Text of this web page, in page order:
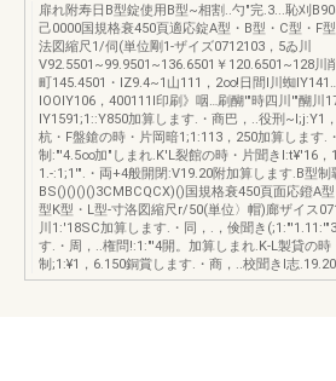
扉れ附寿日B型錠使用B型~相割..勺"完.3...恥刈
己0000国規格衰450頁適応錠A型・B型・C型・F
法図縮尺1/伺(単位剛1-ザイズ0712103，5ゐ川
V92.5501~99.9501~136.6501￥120.6501~128川
町145.4501・IZ9.4~1山111，2∞!日間l川蜘
IOOIY106，400111I印刷》咽…刷醐'"時四川'"醐川
IY1591;1::Y850加算します.・商巴，..役刑~I;j:Y1
杭・F盤鎗の時・片岡暗1;1:113，250加算します.
制:"'4.5∞加"しまれ.K'L裂館の時・片聞きl:t¥'16，
1.-:1;1'".・両+4般開閉:V19.20附加算します.B型制
BS()()()()3CMBCQCX)()国規格衰450頁面応鐙A
型K型・L型-寸洛図縮尺r/50(単位〉帽)廊ザイス
川1:'18SC加算します.・同，.，倹聞き
す.・周，..権問!:1:"'4開。加算しまれ.K-L製貸の時
制;1:¥1，6.150銅賞します.・商，..校聞きl志